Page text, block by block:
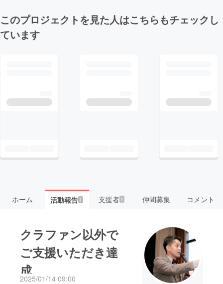
このプロジェクトを見た人はこちらもチェックし
ています
ホーム 活動報告1 支援者 1 仲間募集 コメント
クラファン以外で
ご支援いただき達
成
2025/01/14 09:00